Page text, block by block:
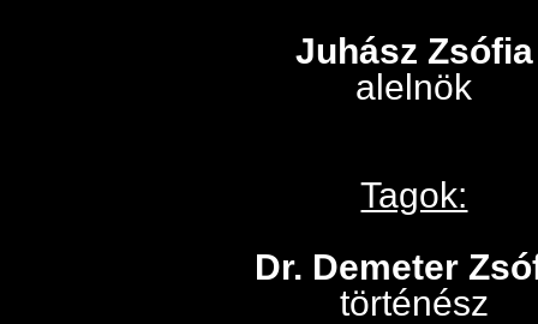
Juhász Zsófia
alelnök
Tagok:
Dr. Demeter
történész